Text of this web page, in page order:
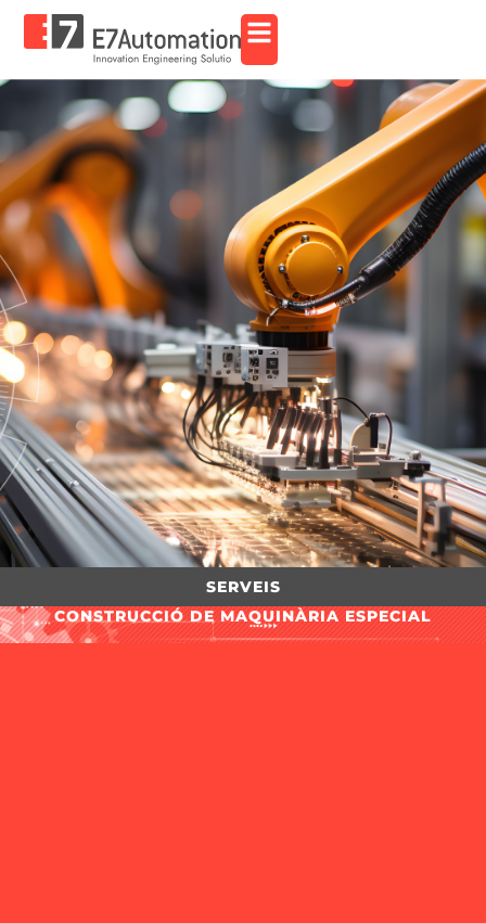
contingut
SERVEIS
CONSTRUCCIÓ DE MAQUINÀRIA ESPECIAL